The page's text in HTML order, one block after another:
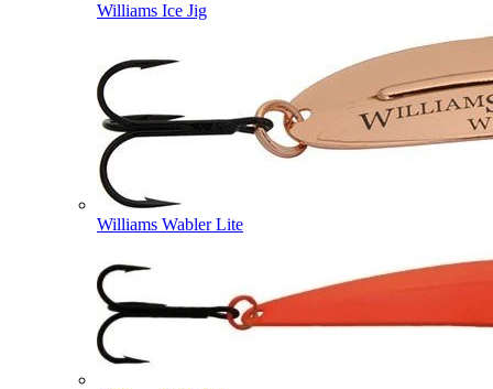
Williams Ice Jig
Williams Wabler Lite